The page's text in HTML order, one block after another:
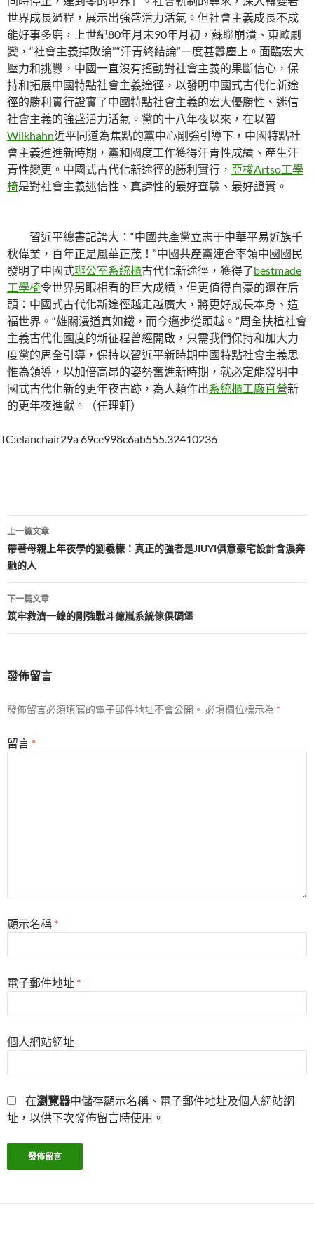
世界成長過程，展示出強盛活力活氣。但社會主義成長不成
能好事多磨，上世紀80年月末90年月初，蘇聯崩潰、東歐劇
變，“社會主義掉敗論”“汗青終結論”一度甚囂塵上。面臨宏大
壓力和挑釁，中國一直沒有搖動對社會主義的果斷信心，保
持和拓展中國特點社會主義途徑，以發明中國式古代化新途
徑的勝利實行證實了中國特點社會主義的宏大優勝性、迷信
社會主義的強盛活力活氣。黨的十八年夜以來，在以習
Wilkhahn近平同道為焦點的黨中心剛強引導下，中國特點社
會主義進進新時期，黨和國度工作獲得汗青性成績、產生汗
青性變更。中國式古代化新途徑的勝利實行， 亞梭Artso工學
椅是對社會主義迷信性、真諦性的最好查驗、最好證實。
習近平總書記誇大：“中國共產黨立志于中華平易近族千
秋偉業，百年正是風華正茂！”中國共產黨連合率領中國國民
發明了中國式辦公室系統櫃古代化新途徑，獲得了bestmade
工學椅令世界另眼相看的巨大成績，但更值得自豪的還在后
頭：中國式古代化新途徑越走越廣大，將更好成長本身、造
福世界。“雄關漫道真如鐵，而今邁步從頭越。”周全扶植社會
主義古代化國度的新征程曾經開啟，只需我們保持和加大力
度黨的周全引導，保持以習近平新時期中國特點社會主義思
惟為領導，以加倍高昂的姿勢奮進新時期，就必定能發明中
國式古代化新的更年夜古跡，為人類作出系統櫃工廠直營新
的更年夜進獻。（任理軒）
TC:elanchair29a 69ce998c6ab555.32410236
文
章
導
覽
上一篇文章
帶著母親上年夜學的劉羲檬：真正的強者是JIUYI俱意豪宅設計含淚奔
馳的人
下一篇文章
筑牢救濟一線的剛強戰斗億嵐系統傢俱碉堡
發佈留言
發佈留言必須填寫的電子郵件地址不會公開。 必填欄位標示為 *
留言 *
顯示名稱 *
電子郵件地址 *
個人網站網址
在瀏覽器中儲存顯示名稱、電子郵件地址及個人網站網
址，以供下次發佈留言時使用。